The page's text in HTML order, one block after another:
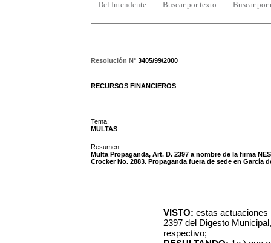
Del Intendente Buscar por texto Buscar por
Resolución N° 3405/99/2000
RECURSOS FINANCIEROS
Tema:
MULTAS
Resumen:
Multa Propaganda, Art. D. 2397 a nombre de la firma
Crocker No. 2883. Propaganda fuera de sede en García
VISTO: estas actuaciones
2397 del Digesto
respectivo;